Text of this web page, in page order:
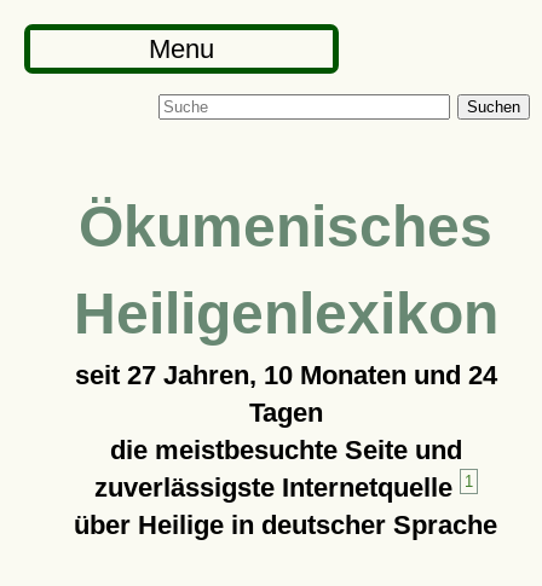
Menu
Suchen
Ökumenisches
Heiligenlexikon
seit 27 Jahren, 10 Monaten und 24
Tagen
die meistbesuchte Seite und
zuverlässigste Internetquelle
1
über Heilige in deutscher Sprache